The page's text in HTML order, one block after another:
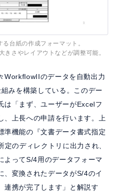
台紙の作成フォーマット。
さやレイアウトなどが調整可能。
WorkflowIIのデータを自動出力
みを構築している。このデー
は「まず、ユーザーがExcelフ
、上長への申請を行います。上
準機能の『文書データ書式指定
のディレクトリに出力され、
よってS/4用のデータフォーマ
、変換されたデータがS/4のイ
連携が完了します」と解説す